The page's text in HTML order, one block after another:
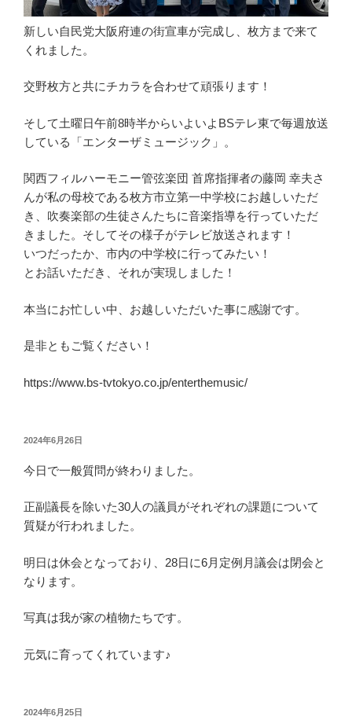
新しい自民党大阪府連の街宣車が完成し、枚方まで来て
くれました。
交野枚方と共にチカラを合わせて頑張ります！
そして土曜日午前8時半からいよいよBSテレ東で毎週放送
している「エンターザミュージック」。
関西フィルハーモニー管弦楽団 首席指揮者の藤岡 幸夫さ
んが私の母校である枚方市立第一中学校にお越しいただ
き、吹奏楽部の生徒さんたちに音楽指導を行っていただ
きました。そしてその様子がテレビ放送されます！
いつだったか、市内の中学校に行ってみたい！
とお話いただき、それが実現しました！
本当にお忙しい中、お越しいただいた事に感謝です。
是非ともご覧ください！
https://www.bs-tvtokyo.co.jp/enterthemusic/
投
日:
2024年6月26日
今日で一般質問が終わりました。
正副議長を除いた30人の議員がそれぞれの課題について
質疑が行われました。
明日は休会となっており、28日に6月定例月議会は閉会と
なります。
写真は我が家の植物たちです。
元気に育ってくれています♪
投
2024年6月25日